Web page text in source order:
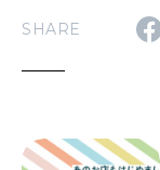
SHARE